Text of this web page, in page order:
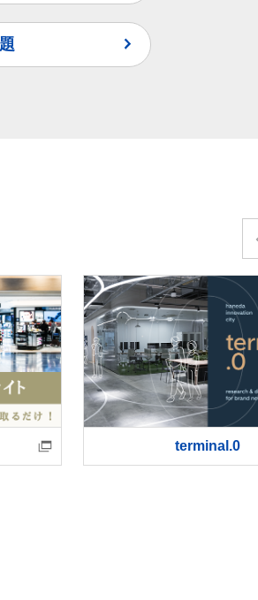
terminal.0